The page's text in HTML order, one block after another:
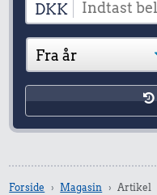
DKK
Forside Magasin Artikel